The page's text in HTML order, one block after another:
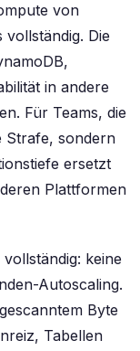
von
Die
in andere
Für Teams, die
Strafe, sondern
ersetzt
Plattformen
keine
Autoscaling.
Byte
Tabellen